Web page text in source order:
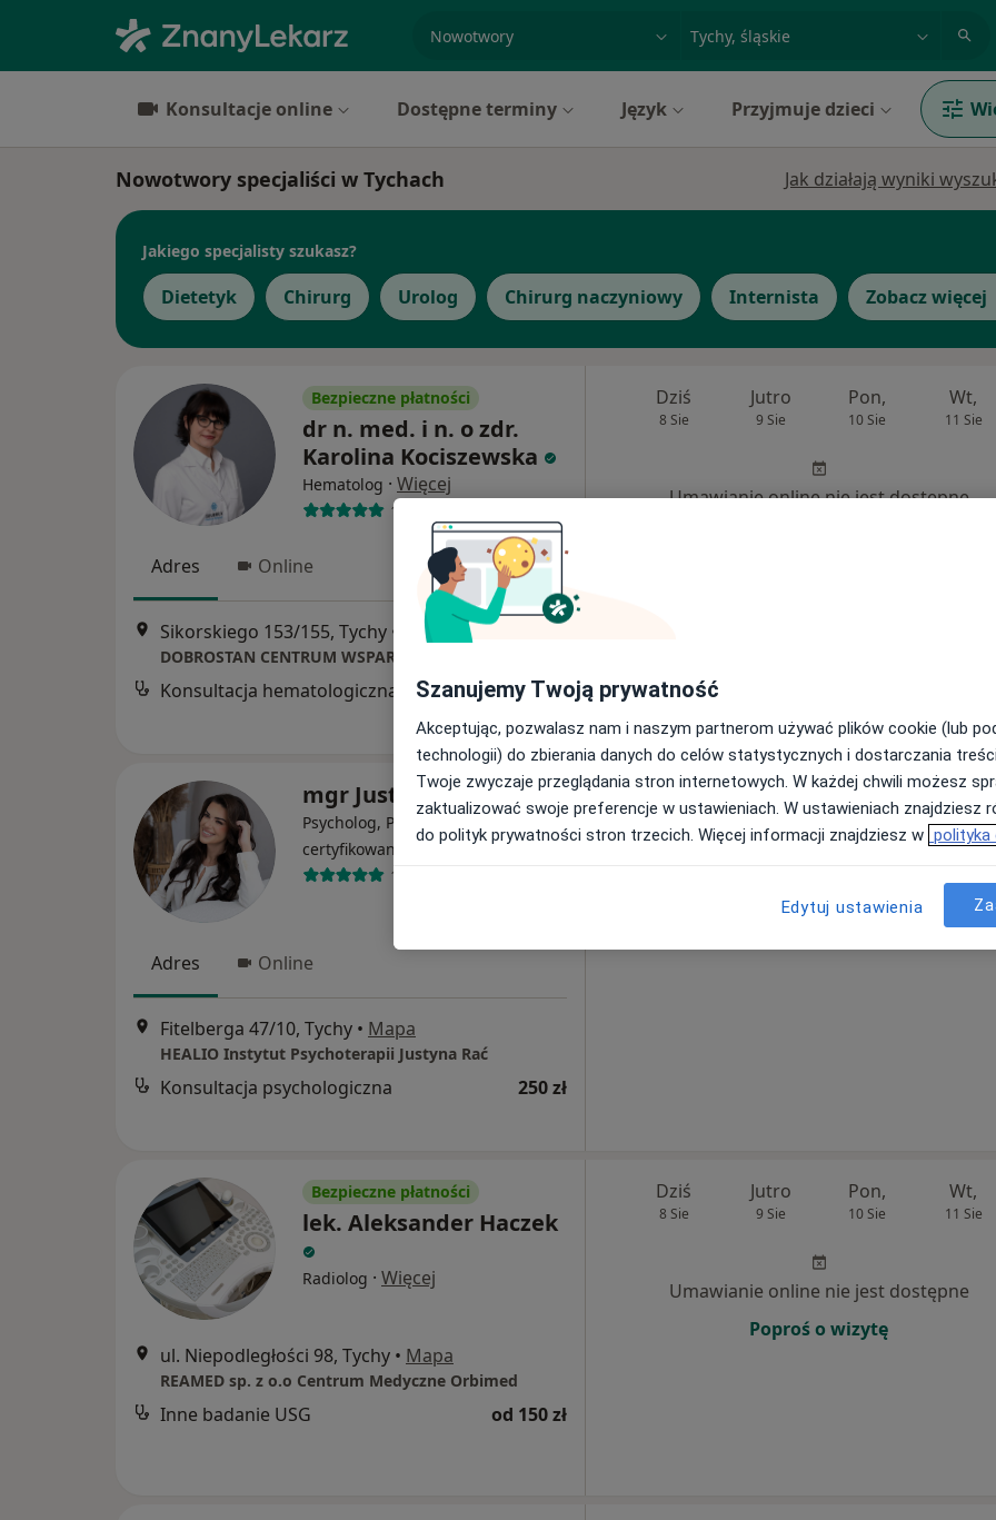
miasto lub dzielnica
Konsultacje online Dostępne terminy Język Przyjmuje dzieci
Nowotwory specjaliści w Tychach Jak działają wyniki
Jakiego specjalisty szukasz?
Dietetyk Chirurg Urolog Chirurg naczyniowy Internista Zobacz więcej
Bezpieczne płatności
dr n. med. i n. o zdr.
Karolina Kociszewska
Hematolog · Więcej
141 opinii
Adres Online
Sikorskiego 153/155, Tychy • Mapa
DOBROSTAN CENTRUM WSPARCIA
Konsultacja hematologiczna 330 zł
Dziś
8 Sie
Jutro
9 Sie
Pon,
10 Sie
Wt,
11 Sie
Umawianie online nie jest dostępne
mgr Justyna Rać
Psycholog, Psychoterapeuta
certyfikowany
Więcej
176 opinii
Adres Online
Fitelberga 47/10, Tychy • Mapa
HEALIO Instytut Psychoterapii Justyna Rać
Konsultacja psychologiczna 250 zł
Dziś
8 Sie
Jutro
9 Sie
Pon,
10 Sie
Wt,
11 Sie
Bezpieczne płatności
lek. Aleksander Haczek
Radiolog · Więcej
ul. Niepodległości 98, Tychy • Mapa
REAMED sp. z o.o Centrum Medyczne Orbimed
Inne badanie USG od 150 zł
Dziś
8 Sie
Jutro
9 Sie
Pon,
10 Sie
Wt,
11 Sie
Umawianie online nie jest dostępne
Poproś o wizytę
Szanujemy Twoją prywatność
Akceptując, pozwalasz nam i naszym partnerom używać plików cookie (lub
technologii) do zbierania danych do celów statystycznych i dostarczania
Twoje zwyczaje przeglądania stron internetowych. W każdej chwili możesz
zaktualizować swoje preferencje w ustawieniach. W ustawieniach znajdziesz
do polityk prywatności stron trzecich. Więcej informacji znajdziesz w polityka
Edytuj ustawienia